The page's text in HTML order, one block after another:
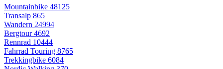
Mountainbike 48125
Transalp 865
Wandern 24994
Bergtour4692
Rennrad 10444
Fahrrad Touring 8765
Trekkingbike 6084